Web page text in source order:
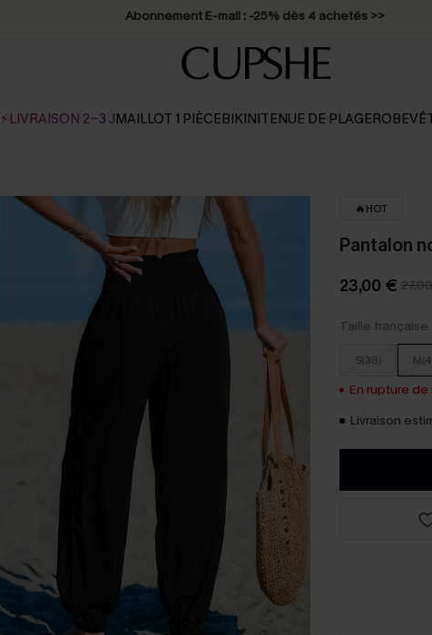
Abonnement E-mail : -25% dès 4 achetés >>
⚡LIVRAISON 2-3 JMAILLOT 1 PIÈCEBIKINITENUE DE PLAGEROBE
🔥HOT
Pantalon
23,00 €
Taille française
S(38)
En rupture
Livraison